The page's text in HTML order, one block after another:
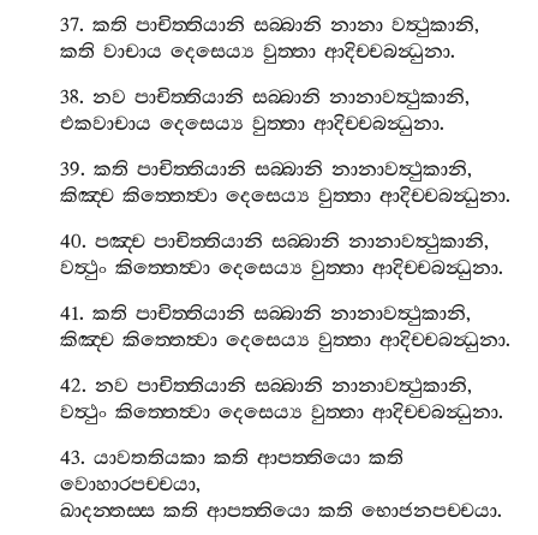
37.කති පාචිත‍්තියානි සබ‍්බානි නානා වත්‍ථුකානි,
කති වාචාය දෙසෙය්‍ය වුත‍්තා ආදිච‍්චබන්‍ධුනා.
38.නව පාචිත‍්තියානි සබ‍්බානි නානාවත්‍ථුකානි,
එකවාචාය දෙසෙය්‍ය වුත‍්තා ආදිච‍්චබන්‍ධුනා.
39.කති පාචිත‍්තියානි සබ‍්බානි නානාවත්‍ථුකානි,
කිඤ‍්ච කිත‍්තෙත්‍වා දෙසෙය්‍ය වුත‍්තා ආදිච‍්චබන්‍ධුනා.
40.පඤ‍්ච පාචිත‍්තියානි සබ‍්බානි නානාවත්‍ථුකානි,
වත්‍ථුං කිත‍්තෙත්‍වා දෙසෙය්‍ය වුත‍්තා ආදිච‍්චබන්‍ධුනා.
41.කති පාචිත‍්තියානි සබ‍්බානි නානාවත්‍ථුකානි,
කිඤ‍්ච කිත‍්තෙත්‍වා දෙසෙය්‍ය වුත‍්තා ආදිච‍්චබන්‍ධුනා.
42.නව පාචිත‍්තියානි සබ‍්බානි නානාවත්‍ථුකානි,
වත්‍ථුං කිත‍්තෙත්‍වා දෙසෙය්‍ය වුත‍්තා ආදිච‍්චබන්‍ධුනා.
43.යාවතතියකා කති ආපත‍්තියො කති
වොහාරපච‍්චයා,
ඛාදන‍්තස‍්ස කති ආපත‍්තියො කති භොජනපච‍්චයා.